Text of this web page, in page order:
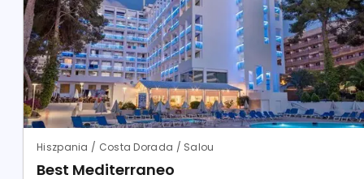
Hiszpania / Costa Dorada / Salou
Best Mediterraneo